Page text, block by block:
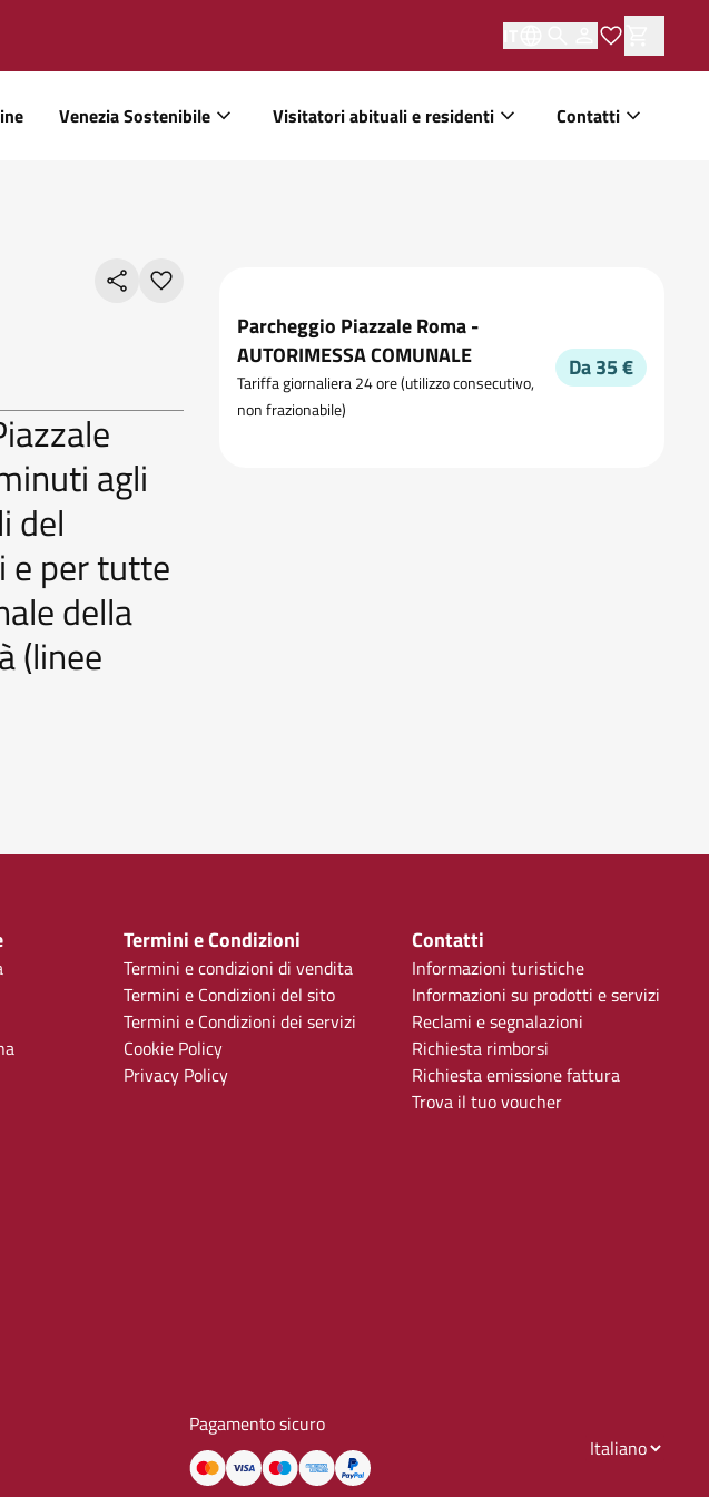
Venezia Sostenibile Visitatori abituali e residenti Contatti
agli
del
e per tutte
della
(linee
Parcheggio Piazzale Roma -
AUTORIMESSA COMUNALE
Tariffa giornaliera 24 ore (utilizzo consecutivo,
non frazionabile)
Da 35 €
Termini e Condizioni
Termini e condizioni di vendita
Termini e Condizioni del sito
Termini e Condizioni dei servizi
Cookie Policy
Privacy Policy
Contatti
Informazioni turistiche
Informazioni su prodotti e servizi
Reclami e segnalazioni
Richiesta rimborsi
Richiesta emissione fattura
Trova il tuo voucher
Pagamento sicuro